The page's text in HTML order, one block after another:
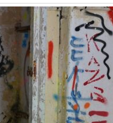
et la